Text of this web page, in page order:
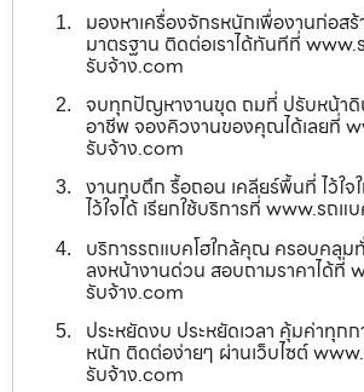
มองหาเครื่องจักรหนักเพื่องานก่อสร้
มาตรฐาน ติดต่อเราได้ทันทีที่ www.
รับจ้าง.com
จบทุกปัญหางานขุด ถมที่ ปรับหน้า
อาชีพ จองคิวงานของคุณได้เลยที่
รับจ้าง.com
งานทุบตึก รื้อถอน เคลียร์พื้นที่ ไว้ใจ
ไว้ใจได้ เรียกใช้บริการที่ www.รถแ
บริการรถแบคโฮใกล้คุณ ครอบคลุม
ลงหน้างานด่วน สอบถามราคาได้ที่
รับจ้าง.com
ประหยัดงบ ประหยัดเวลา คุ้มค่าทุกก
หนัก ติดต่อง่ายๆ ผ่านเว็บไซต์
รับจ้าง.com